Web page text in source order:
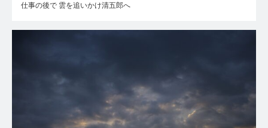
仕事の後で 雲を追いかけ清五郎へ